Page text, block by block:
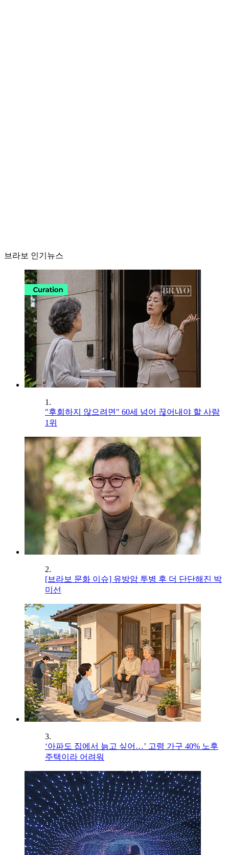
브라보 인기뉴스
1.
"후회하지 않으려면" 60세 넘어 끊어내야 할 사람
1위
2.
[브라보 문화 이슈] 유방암 투병 후 더 단단해진 박
미선
3.
‘아파도 집에서 늙고 싶어…’ 고령 가구 40% 노후
주택이라 어려워